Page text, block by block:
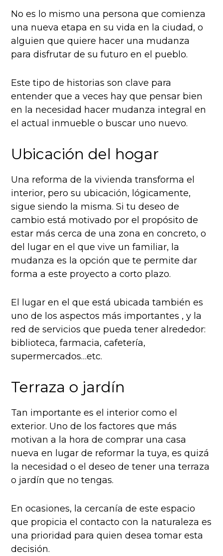
No es lo mismo una persona que comienza
una nueva etapa en su vida en la ciudad, o
alguien que quiere hacer una mudanza
para disfrutar de su futuro en el pueblo.
Este tipo de historias son clave para
entender que a veces hay que pensar bien
en la necesidad hacer mudanza integral en
el actual inmueble o buscar uno nuevo.
Ubicación del hogar
Una reforma de la vivienda transforma el
interior, pero su ubicación, lógicamente,
sigue siendo la misma. Si tu deseo de
cambio está motivado por el propósito de
estar más cerca de una zona en concreto, o
del lugar en el que vive un familiar, la
mudanza es la opción que te permite dar
forma a este proyecto a corto plazo.
El lugar en el que está ubicada también es
uno de los aspectos más importantes , y la
red de servicios que pueda tener alrededor:
biblioteca, farmacia, cafetería,
supermercados…etc.
Terraza o jardín
Tan importante es el interior como el
exterior. Uno de los factores que más
motivan a la hora de comprar una casa
nueva en lugar de reformar la tuya, es quizá
la necesidad o el deseo de tener una terraza
o jardín que no tengas.
En ocasiones, la cercanía de este espacio
que propicia el contacto con la naturaleza es
una prioridad para quien desea tomar esta
decisión.